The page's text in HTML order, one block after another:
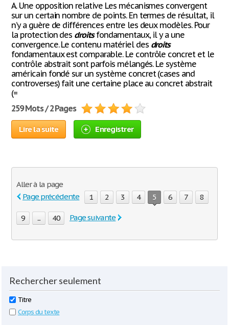
A. Une opposition relative Les mécanismes convergent
sur un certain nombre de points. En termes de résultat, il
n’y a guère de différences entre les deux modèles. Pour
la protection des droitsfondamentaux, il y a une
convergence. Le contenu matériel des droits
fondamentaux est comparable. Le contrôle concret et le
contrôle abstrait sont parfois mélangés. Le système
américain fondé sur un système concret (cases and
controverses) fait une certaine place au concret abstrait
(=
259 Mots / 2 Pages
Lire la suite Enregistrer
Aller à la page
Page précédente
1 2 3 4 5 6 7 8
9 ... 40 Page suivante
Rechercher seulement
Titre
Corps du texte